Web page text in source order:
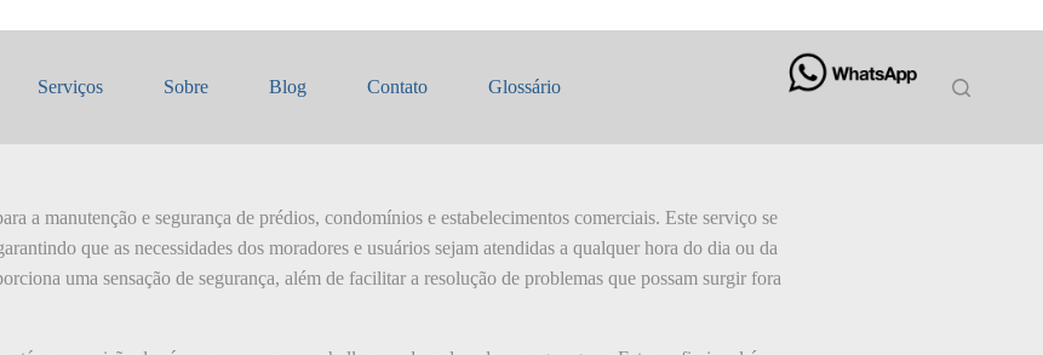
Serviços Sobre Blog Contato Glossário
a manutenção e segurança de prédios, condomínios e estabelecimentos comerciais. Este serviço se
que as necessidades dos moradores e usuários sejam atendidas a qualquer hora do dia ou da
uma sensação de segurança, além de facilitar a resolução de problemas que possam surgir fora